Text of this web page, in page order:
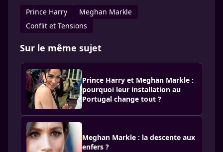
Prince Harry
Meghan Markle
Conflit et Tensions
Sur le même sujet
Prince Harry et Meghan Markle :
pourquoi leur installation au
Portugal change tout ?
Meghan Markle : la descente aux
enfers ?